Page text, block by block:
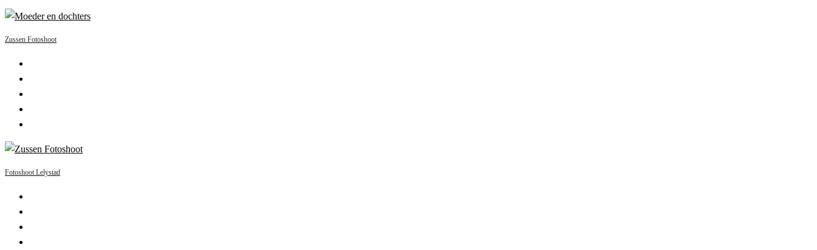
Zussen Fotoshoot
Fotoshoot Lelystad